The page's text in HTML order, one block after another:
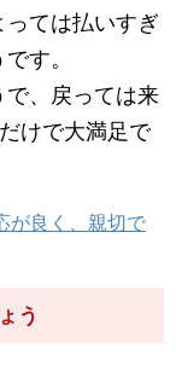
ては払いすぎ
す。
、戻っては来
けで大満足で
が良く、親切で
う